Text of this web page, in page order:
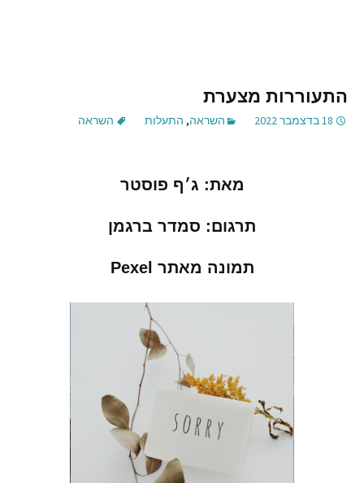
התעוררות מצערת
18 בדצמבר 2022 השראה, התעלות השראה
מאת: ג׳ף פוסטר
תרגום: סמדר ברגמן
תמונה מאתר